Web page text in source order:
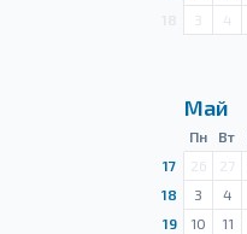
3 4
Май
Пн Вт
17
26 27
18
3 4
19
10 11